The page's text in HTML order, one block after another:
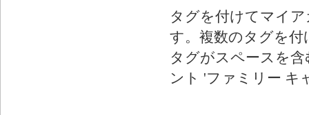
タグを付けてマイ
す。複数のタグを
タグがスペースを
ント 'ファミリー キ